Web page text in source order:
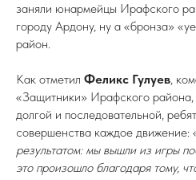
заняли юнармейцы Ирафского
городу Ардону, ну а «бронза»
район.
Как отметил Феликс Гулуев,
«Защитники» Ирафского района,
долгой и последовательной,
совершенства каждое движение:
результатом: мы вышли из игры
это произошло благодаря тому,